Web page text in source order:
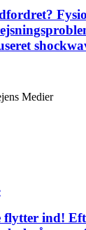
Medier
flytter ind!